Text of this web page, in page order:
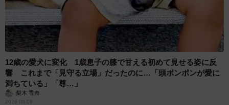
12歳の愛犬に変化 1歳息子の膝で甘える初めて見せる姿に反
響 これまで「見守る立場」だったのに…「頭ポンポンが愛に
満ちている」「尊…」
梨木 香奈
2026.08.08